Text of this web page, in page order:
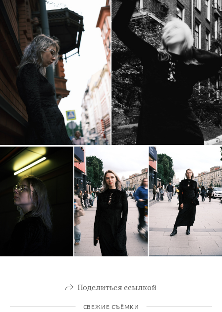
Поделиться ссылкой
СВЕЖИЕ СЪЁМКИ